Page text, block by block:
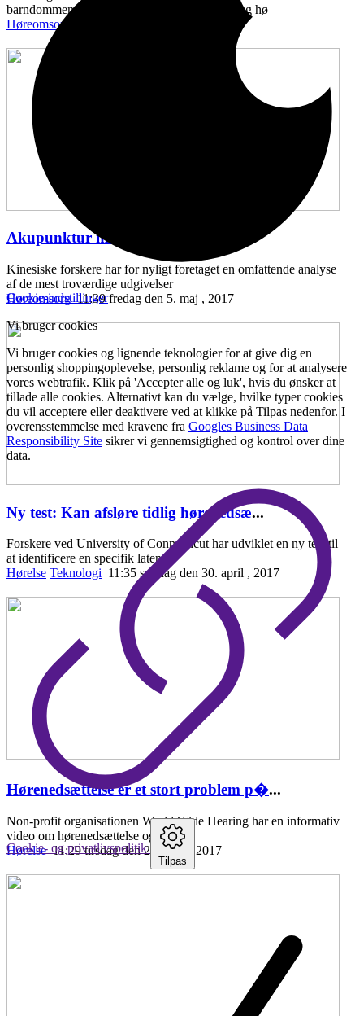
barndommen, kan kædes sammen med syns- og hø
Høreomsorg
11:43 onsdag den 10. maj , 2017
Akupunktur mod hørenedsættelse
Kinesiske forskere har for nyligt foretaget en omfattende analyse
af de mest troværdige udgivelser
Høreomsorg 11:39 fredag den 5. maj , 2017
Ny test: Kan afsløre tidlig hørenedsæ...
Forskere ved University of Connecticut har udviklet en ny test til
at identificere en specifik laten
Hørelse Teknologi 11:35 søndag den 30. april , 2017
Hørenedsættelse er et stort problem p�...
Non-profit organisationen World Wide Hearing har en informativ
video om hørenedsættelse og fordele
Hørelse 11:29 tirsdag den 25. april , 2017
Cookie-indstillinger
Vi bruger cookies
Vi bruger cookies og lignende teknologier for at give dig en
personlig shoppingoplevelse, personlig reklame og for at analysere
vores webtrafik. Klik på 'Accepter alle og luk', hvis du ønsker at
tillade alle cookies. Alternativt kan du vælge, hvilke typer cookies
du vil acceptere eller deaktivere ved at klikke på Tilpas nedenfor. I
overensstemmelse med kravene fra Googles Business Data
Responsibility Site sikrer vi gennemsigtighed og kontrol over dine
data.
Cookie- og privatlivspolitik
Tilpas